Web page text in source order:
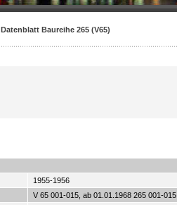
Datenblatt Baureihe 265 (V65)
1955-1956
V 65 001-015, ab 01.01.1968 265 001-015